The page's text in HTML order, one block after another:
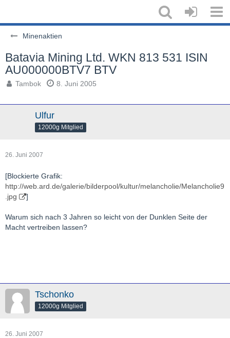
Minenaktien
Batavia Mining Ltd. WKN 813 531 ISIN
AU000000BTV7 BTV
Tambok 8. Juni 2005
Ulfur
12000g Mitglied
26. Juni 2007
[Blockierte Grafik:
http://web.ard.de/galerie/bilderpool/kultur/melancholie/Melancholie9
.jpg
]
Warum sich nach 3 Jahren so leicht von der Dunklen Seite der
Macht vertreiben lassen?
Tschonko
12000g Mitglied
26. Juni 2007